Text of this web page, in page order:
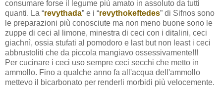
consumare forse il legume più amato in assoluto da tutti
quanti. La “revythada” e i “revythokeftedes” di Sifnos sono
le preparazioni più conosciute ma non meno buone sono le
zuppe di ceci al limone, minestra di ceci con i ditalini, ceci
giachnì, ossia stufati al pomodoro e last but non least i ceci
abbrustoliti che da piccola mangiavo ossessivamente!!!
Per cucinare i ceci uso sempre ceci secchi che metto in
ammollo. Fino a qualche anno fa all'acqua dell'ammollo
mettevo il bicarbonato per renderli morbidi più velocemente.